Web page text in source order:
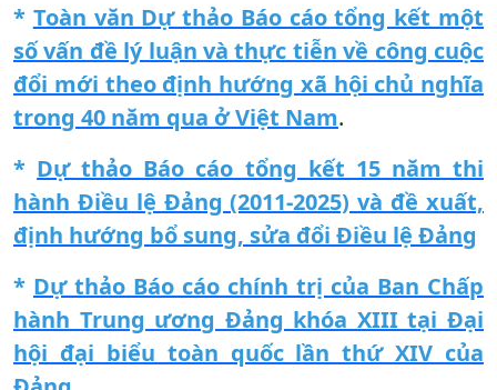
* Toàn văn Dự thảo Báo cáo tổng kết một
số vấn đề lý luận và thực tiễn về công cuộc
đổi mới theo định hướng xã hội chủ nghĩa
trong 40 năm qua ở Việt Nam.
* Dự thảo Báo cáo tổng kết 15 năm thi
hành Điều lệ Đảng (2011-2025) và đề xuất,
định hướng bổ sung, sửa đổi Điều lệ Đảng
* Dự thảo Báo cáo chính trị của Ban Chấp
hành Trung ương Đảng khóa XIII tại Đại
hội đại biểu toàn quốc lần thứ XIV của